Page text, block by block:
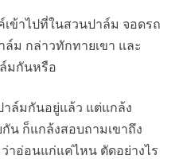
เข้าไปที่ในสวนปาล์ม จอดรถ
ม กล่าวทักทายเขา และ
มกันหรือ
าล์มกันอยู่แล้ว แต่แกล้ง
กัน ก็แกล้งสอบถามเขาถึง
าอ่อนแก่แค่ไหน ตัดอย่างไร